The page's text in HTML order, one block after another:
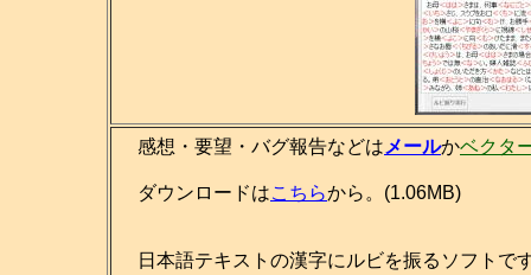
感想・要望・バグ報告などは メールかベクタ
ダウンロードはこちらから。(1.06MB)
日本語テキストの漢字にルビを振るソフトで